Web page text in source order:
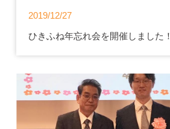
2019/12/27
ひきふね年忘れ会を開催しました！